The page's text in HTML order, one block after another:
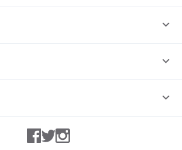
Facebook
TwitterInstagram